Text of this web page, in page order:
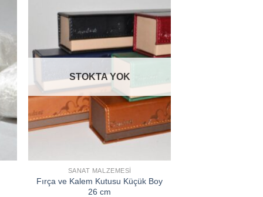
Add to
wishlist
STOKTA YOK
SANAT MALZEMESI
Fırça ve Kalem Kutusu Küçük Boy
26 cm